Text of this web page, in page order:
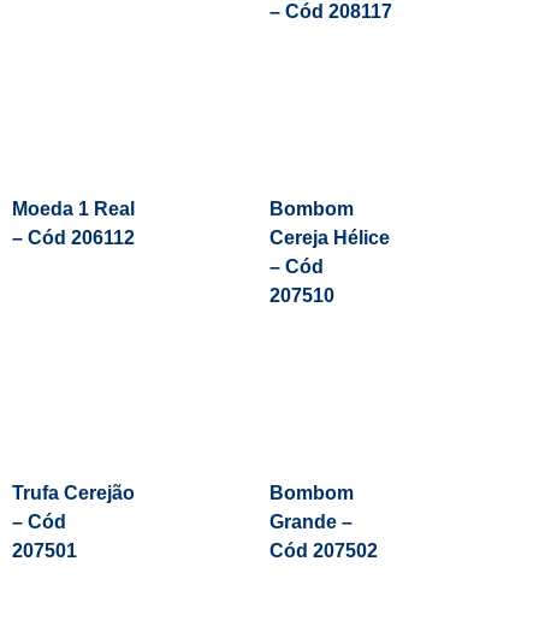
– Cód 208117
Moeda 1 Real
– Cód 206112
Bombom
Cereja Hélice
– Cód
207510
Trufa Cerejão
– Cód
207501
Bombom
Grande –
Cód 207502